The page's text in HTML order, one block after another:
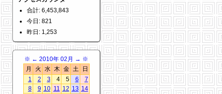
合計: 6,453,843
今日: 821
昨日: 1,253
※ ← 2010年 02月 → ※
月
火 水 木 金 土
日
1
2 3 4 5 6
7
8
9 10 11 12 13 14